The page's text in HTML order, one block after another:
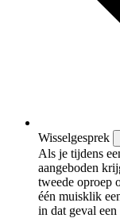
Wisselgesprek
Als je tijdens
aangeboden
tweede oproep
één muisklik
in dat geval